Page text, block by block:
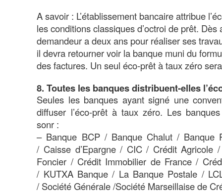
A savoir : L’établissement bancaire attribue
les conditions classiques d’octroi de prêt.
demandeur a deux ans pour réaliser ses
il devra retourner voir la banque muni du
des factures. Un seul éco-prêt à taux zéro
8. Toutes les banques distribuent-elles
Seules les banques ayant signé une
diffuser l’éco-prêt à taux zéro. Les
sonr :
–Banque BCP / Banque Chalut / Banque
/ Caisse d’Epargne / CIC / Crédit Agricole
Foncier /Crédit Immobilier de France /
/ KUTXA Banque / La Banque Postale /
/ Société Générale /Société Marseillaise de